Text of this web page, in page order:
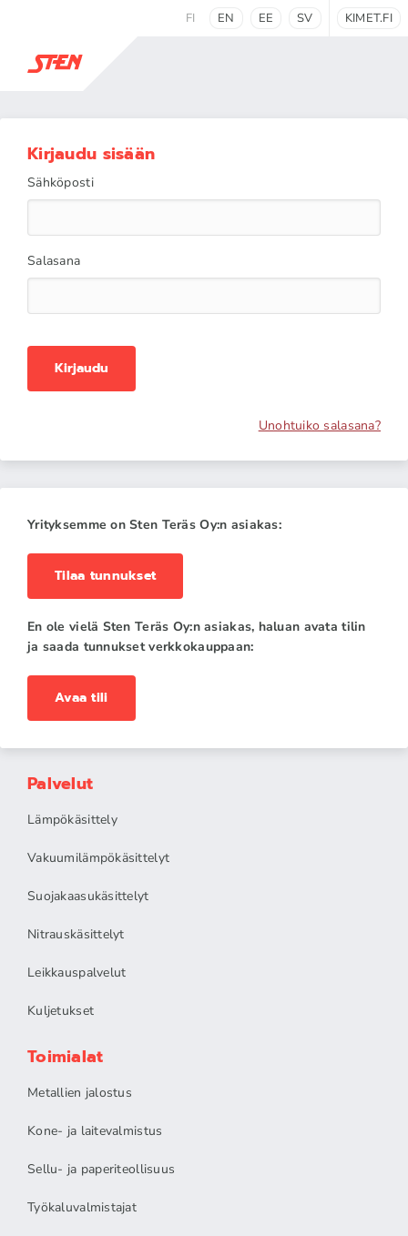
FI EN EE SV KIMET.FI
Kirjaudu sisään
Sähköposti
Salasana
Kirjaudu
Unohtuiko salasana?
Yrityksemme on Sten Teräs Oy:n asiakas:
Tilaa tunnukset
En ole vielä Sten Teräs Oy:n asiakas, haluan avata tilin
ja saada tunnukset verkkokauppaan:
Avaa tili
Palvelut
Lämpökäsittely
Vakuumilämpökäsittelyt
Suojakaasukäsittelyt
Nitrauskäsittelyt
Leikkauspalvelut
Kuljetukset
Toimialat
Metallien jalostus
Kone- ja laitevalmistus
Sellu- ja paperiteollisuus
Työkaluvalmistajat